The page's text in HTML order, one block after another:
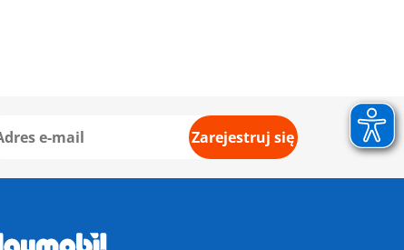
Zarejestruj się